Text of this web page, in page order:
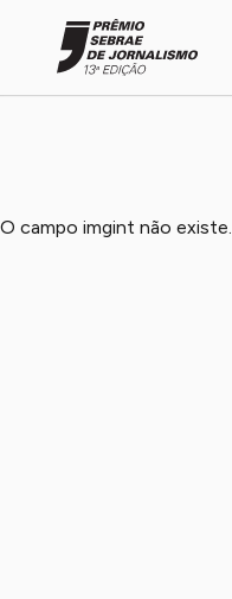
O campo imgint não existe.